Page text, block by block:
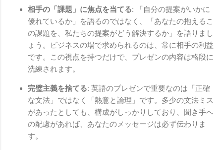
相手の「課題」に焦点を当てる: 「自分の提案がいかに
優れているか」を語るのではなく、「あなたの抱えるこ
の課題を、私たちの提案がどう解決するか」を語りまし
ょう。ビジネスの場で求められるのは、常に相手の利益
です。この視点を持つだけで、プレゼンの内容は格段に
洗練されます。
完璧主義を捨てる: 英語のプレゼンで重要なのは「正確
な文法」ではなく「熱意と論理」です。多少の文法ミス
があったとしても、構成がしっかりしており、聞き手へ
の配慮があれば、あなたのメッセージは必ず伝わりま
す。